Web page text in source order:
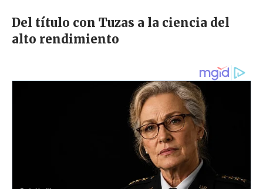
Del título con Tuzas a la ciencia del
alto rendimiento